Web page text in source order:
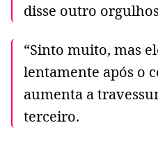
disse outro
“Sinto muito, mas
lentamente após o
aumenta a
terceiro.